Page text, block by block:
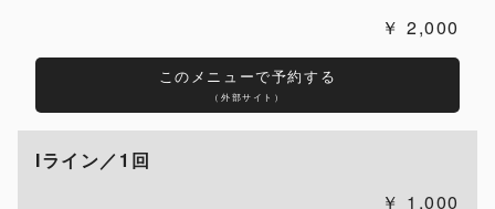
2,000
このメニューで予約する
（外部サイト）
Iライン／1回
1,000